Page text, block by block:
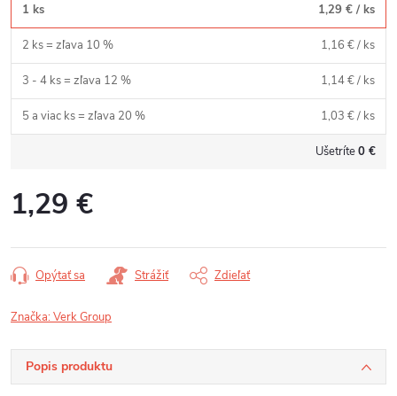
1 ks 1,29 € / ks
2 ks = zľava 10 % 1,16 €/ ks
3 - 4 ks = zľava 12 % 1,14 €/ ks
5 a viac ks = zľava 20 % 1,03 €/ ks
Ušetríte0 €
1,29 €
cena:
Opýtať sa Strážiť Zdieľať
Značka:Verk Group
Popis produktu